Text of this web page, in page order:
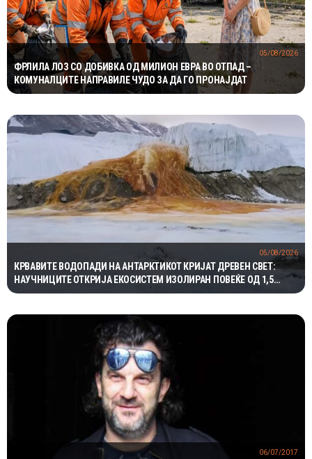
ФРЛИЛА ЛОЗ СО ДОБИВКА ОД МИЛИОН ЕВРА ВО ОТПАД –
КОМУНАЛЦИТЕ НАПРАВИЛЕ ЧУДО ЗА ДА ГО ПРОНАЈДАТ
05/08/2026
КРВАВИТЕ ВОДОПАДИ НА АНТАРКТИКОТ КРИЈАТ ДРЕВЕН СВЕТ:
НАУЧНИЦИТЕ ОТКРИЈА ЕКОСИСТЕМ ИЗОЛИРАН ПОВЕЌЕ ОД 1,5
МИЛИОНИ ГОДИНИ
05/08/2026
06/07/2017